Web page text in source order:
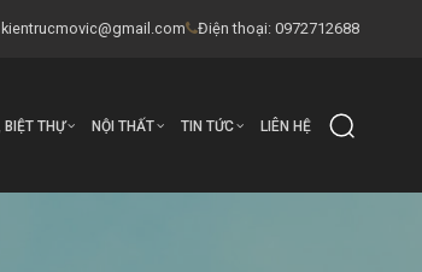
kientrucmovic@gmail.com Điện thoại: 0972712688
THỰ NỘI THẤT TIN TỨC LIÊN HỆ